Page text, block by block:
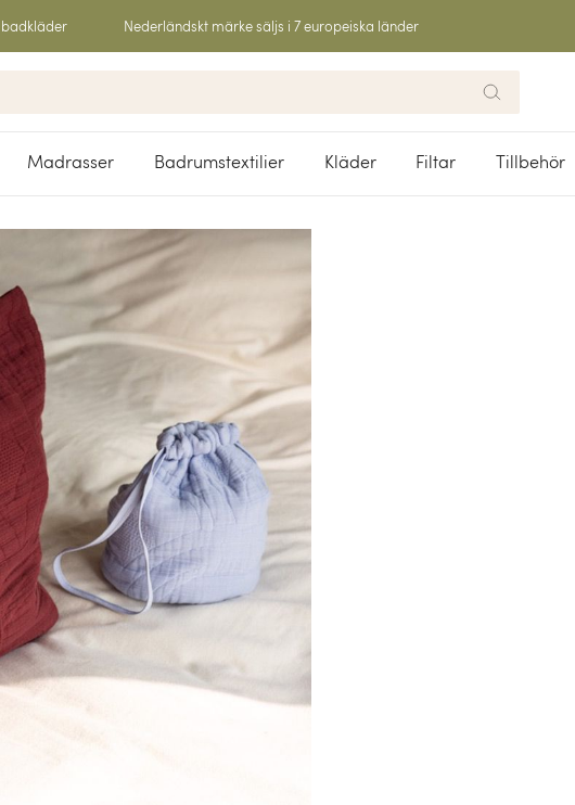
badkläder Nederländskt märke säljs i 7 europeiska länder
Madrasser Badrumstextilier Kläder Filtar Tillbehör